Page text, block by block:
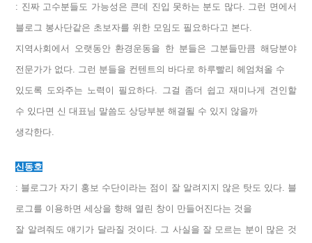
: 진짜 고수분들도 가능성은 큰데 진입 못하는 분도 많다. 그런 면에서
블로그 봉사단같은 초보자를 위한 모임도 필요하다고 본다.
지역사회에서 오랫동안 환경운동을 한 분들은 그분들만큼 해당분야
전문가가 없다. 그런 분들을 컨텐트의 바다로 하루빨리 헤엄쳐올 수
있도록 도와주는 노력이 필요하다. 그걸 좀더 쉽고 재미나게 견인할
수 있다면 신 대표님 말씀도 상당부분 해결될 수 있지 않을까
생각한다.
신동호
: 블로그가 자기 홍보 수단이라는 점이 잘 알려지지 않은 탓도 있다. 블
로그를 이용하면 세상을 향해 열린 창이 만들어진다는 것을
잘 알려줘도 얘기가 달라질 것이다. 그 사실을 잘 모르는 분이 많은 것